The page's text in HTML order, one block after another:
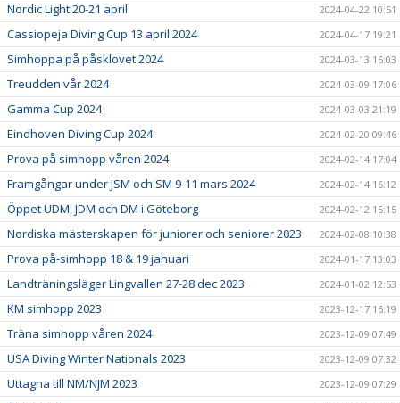
Nordic Light 20-21 april 2024-04-22 10:51
Cassiopeja Diving Cup 13 april 2024 2024-04-17 19:21
Simhoppa på påsklovet 2024 2024-03-13 16:03
Treudden vår 2024 2024-03-09 17:06
Gamma Cup 2024 2024-03-03 21:19
Eindhoven Diving Cup 2024 2024-02-20 09:46
Prova på simhopp våren 2024 2024-02-14 17:04
Framgångar under JSM och SM 9-11 mars 2024 2024-02-14 16:12
Öppet UDM, JDM och DM i Göteborg 2024-02-12 15:15
Nordiska mästerskapen för juniorer och seniorer 2023 2024-02-08 10:38
Prova på-simhopp 18 & 19 januari 2024-01-17 13:03
Landträningsläger Lingvallen 27-28 dec 2023 2024-01-02 12:53
KM simhopp 2023 2023-12-17 16:19
Träna simhopp våren 2024 2023-12-09 07:49
USA Diving Winter Nationals 2023 2023-12-09 07:32
Uttagna till NM/NJM 2023 2023-12-09 07:29